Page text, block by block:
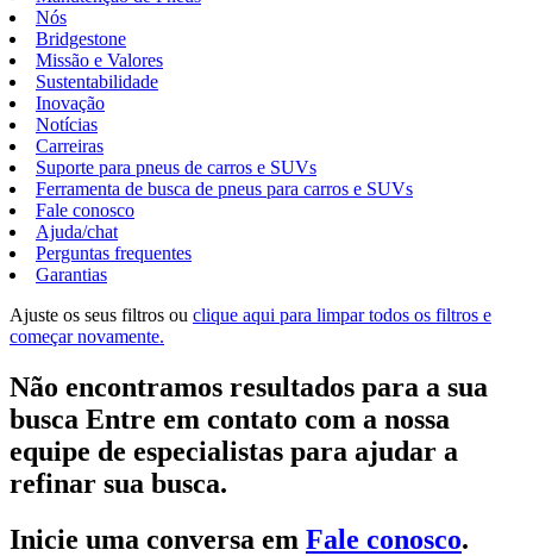
Nós
Bridgestone
Missão e Valores
Sustentabilidade
Inovação
Notícias
Carreiras
Suporte para pneus de carros e SUVs
Ferramenta de busca de pneus para carros e SUVs
Fale conosco
Ajuda/chat
Perguntas frequentes
Garantias
Ajuste os seus filtros ou clique aqui para limpar todos os filtros e
começar novamente.
Não encontramos resultados para a sua
busca Entre em contato com a nossa
equipe de especialistas para ajudar a
refinar sua busca.
Inicie uma conversa em Fale conosco.